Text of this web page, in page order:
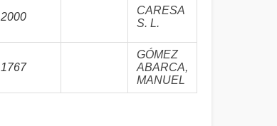
2000
CARESA
S. L.
1767
GÓMEZ
ABARCA,
MANUEL